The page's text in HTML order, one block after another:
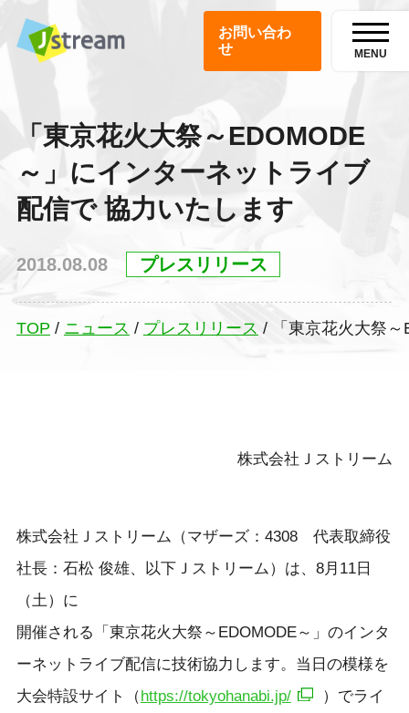
お問い合わ
せ
MENU
「東京花火大祭～EDOMODE
～」にインターネットライブ
配信で 協力いたします
2018.08.08 プレスリリース
TOP / ニュース / プレスリリース / 「東京花火大祭
株式会社Ｊストリーム
株式会社Ｊストリーム（マザーズ：4308 代表取締役
社長：石松 俊雄、以下Ｊストリーム）は、8月11日
（土）に
開催される「東京花火大祭～EDOMODE～」のインタ
ーネットライブ配信に技術協力します。当日の模様を
大会特設サイト（https://tokyohanabi.jp/
）でライ